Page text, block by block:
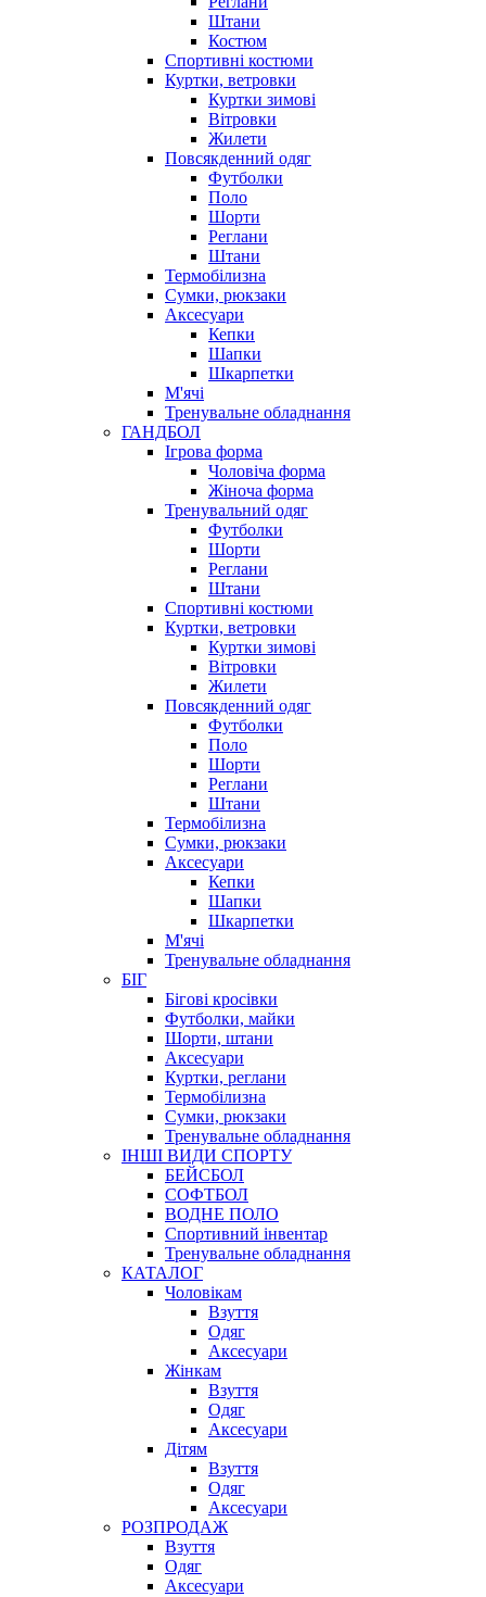
Штани
Костюм
Спортивні костюми
Куртки, ветровки
Куртки зимові
Вітровки
Жилети
Повсякденний одяг
Футболки
Поло
Шорти
Реглани
Штани
Термобілизна
Сумки, рюкзаки
Аксесуари
Кепки
Шапки
Шкарпетки
М'ячі
Тренувальне обладнання
ГАНДБОЛ
Ігрова форма
Чоловіча форма
Жіноча форма
Тренувальний одяг
Футболки
Шорти
Реглани
Штани
Спортивні костюми
Куртки, ветровки
Куртки зимові
Вітровки
Жилети
Повсякденний одяг
Футболки
Поло
Шорти
Реглани
Штани
Термобілизна
Сумки, рюкзаки
Аксесуари
Кепки
Шапки
Шкарпетки
М'ячі
Тренувальне обладнання
БІГ
Бігові кросівки
Футболки, майки
Шорти, штани
Аксесуари
Куртки, реглани
Термобілизна
Сумки, рюкзаки
Тренувальне обладнання
ІНШІ ВИДИ СПОРТУ
БЕЙСБОЛ
СОФТБОЛ
ВОДНЕ ПОЛО
Спортивний інвентар
Тренувальне обладнання
КАТАЛОГ
Чоловікам
Взуття
Одяг
Аксесуари
Жінкам
Взуття
Одяг
Аксесуари
Дітям
Взуття
Одяг
Аксесуари
РОЗПРОДАЖ
Взуття
Одяг
Аксесуари